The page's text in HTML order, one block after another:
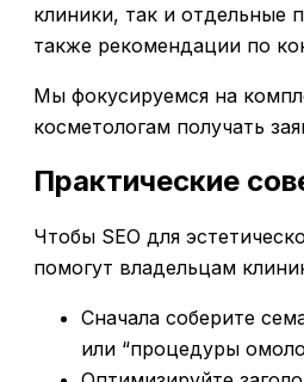
клиники, так и отдельные
также рекомендации по
Мы фокусируемся на
косметологам получать
Практические
Чтобы SEO для
помогут владельцам
Сначала соберите
или “процедуры